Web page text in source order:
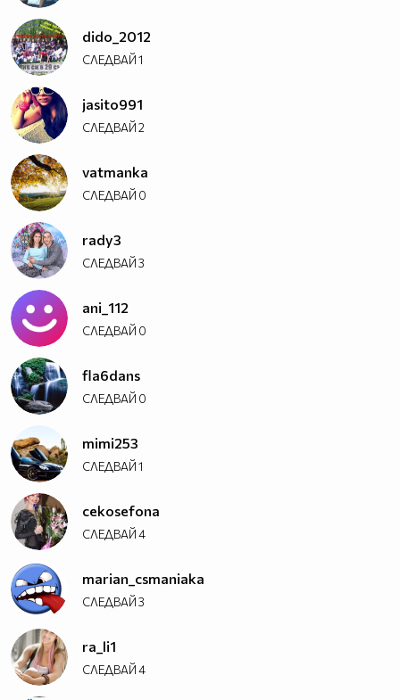
dido_2012
СЛЕДВАЙ1
jasito991
СЛЕДВАЙ2
vatmanka
СЛЕДВАЙ 0
rady3
СЛЕДВАЙ3
ani_112
СЛЕДВАЙ 0
fla6dans
СЛЕДВАЙ 0
mimi253
СЛЕДВАЙ1
cekosefona
СЛЕДВАЙ4
marian_csmaniaka
СЛЕДВАЙ3
ra_li1
СЛЕДВАЙ4